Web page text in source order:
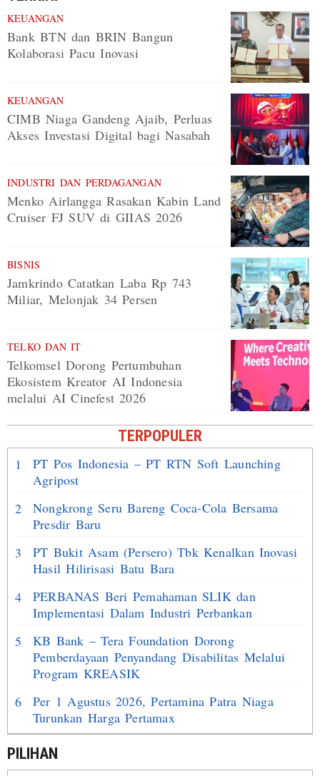
KEUANGAN
Bank BTN dan BRIN Bangun
Kolaborasi Pacu Inovasi
KEUANGAN
CIMB Niaga Gandeng Ajaib, Perluas
Akses Investasi Digital bagi Nasabah
INDUSTRI DAN PERDAGANGAN
Menko Airlangga Rasakan Kabin Land
Cruiser FJ SUV di GIIAS 2026
BISNIS
Jamkrindo Catatkan Laba Rp 743
Miliar, Melonjak 34 Persen
TELKO DAN IT
Telkomsel Dorong Pertumbuhan
Ekosistem Kreator AI Indonesia
melalui AI Cinefest 2026
TERPOPULER
1
PT Pos Indonesia – PT RTN Soft Launching
Agripost
2
Nongkrong Seru Bareng Coca-Cola Bersama
Presdir Baru
3
PT Bukit Asam (Persero) Tbk Kenalkan Inovasi
Hasil Hilirisasi Batu Bara
4
PERBANAS Beri Pemahaman SLIK dan
Implementasi Dalam Industri Perbankan
5
KB Bank – Tera Foundation Dorong
Pemberdayaan Penyandang Disabilitas Melalui
Program KREASIK
6
Per 1 Agustus 2026, Pertamina Patra Niaga
Turunkan Harga Pertamax
PILIHAN